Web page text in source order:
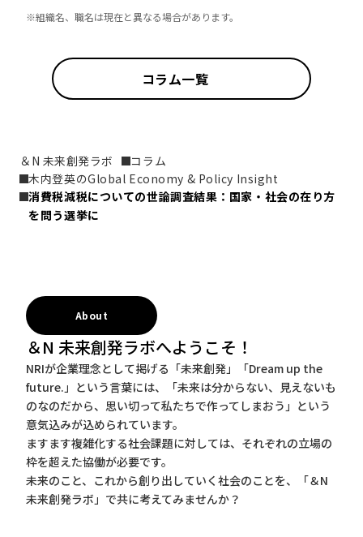
※組織名、職名は現在と異なる場合があります。
コラム一覧
＆N 未来創発ラボ
コラム
木内登英のGlobal Economy & Policy Insight
消費税減税についての世論調査結果：国家・社会の在り方
を問う選挙に
About
＆N 未来創発ラボへようこそ！
NRIが企業理念として掲げる「未来創発」「Dream up the
future.」という言葉には、「未来は分からない、見えないも
のなのだから、思い切って私たちで作ってしまおう」という
意気込みが込められています。
ますます複雑化する社会課題に対しては、それぞれの立場の
枠を超えた協働が必要です。
未来のこと、これから創り出していく社会のことを、「＆N
未来創発ラボ」で共に考えてみませんか？